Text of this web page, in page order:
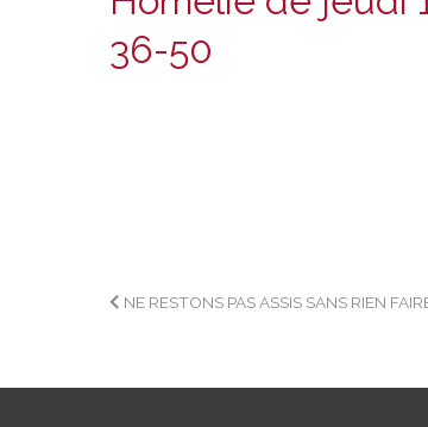
36-50
Navigation
NE RESTONS PAS ASSIS SANS RIEN